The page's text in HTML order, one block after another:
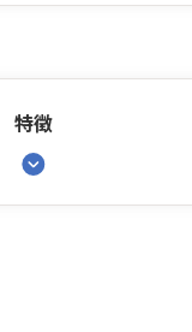
特徴